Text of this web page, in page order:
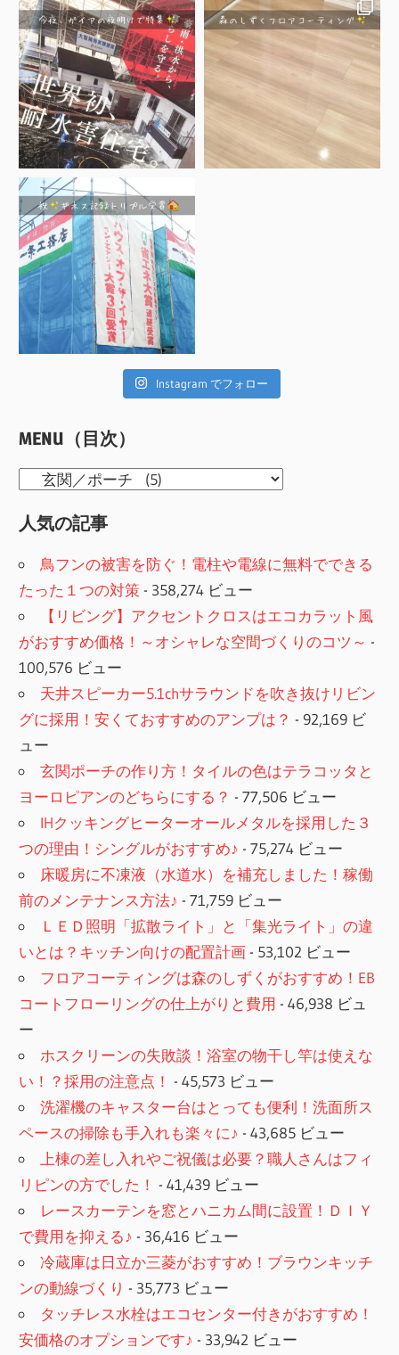
Instagram でフォロー
MENU（目次）
MENU（目
人気の記事
鳥フンの被害を防ぐ！電柱や電線に無料でできる
たった１つの対策 - 358,274 ビュー
【リビング】アクセントクロスはエコカラット風
がおすすめ価格！～オシャレな空間づくりのコツ～ -
100,576 ビュー
天井スピーカー5.1chサラウンドを吹き抜けリビン
グに採用！安くておすすめのアンプは？ - 92,169 ビ
ュー
玄関ポーチの作り方！タイルの色はテラコッタと
ヨーロピアンのどちらにする？ - 77,506 ビュー
IHクッキングヒーターオールメタルを採用した３
つの理由！シングルがおすすめ♪ - 75,274 ビュー
床暖房に不凍液（水道水）を補充しました！稼働
前のメンテナンス方法♪ - 71,759 ビュー
ＬＥＤ照明「拡散ライト」と「集光ライト」の違
いとは？キッチン向けの配置計画- 53,102 ビュー
フロアコーティングは森のしずくがおすすめ！EB
コートフローリングの仕上がりと費用 - 46,938 ビュ
ー
ホスクリーンの失敗談！浴室の物干し竿は使えな
い！？採用の注意点！ - 45,573 ビュー
洗濯機のキャスター台はとっても便利！洗面所ス
ペースの掃除も手入れも楽々に♪ - 43,685 ビュー
上棟の差し入れやご祝儀は必要？職人さんはフィ
リピンの方でした！ - 41,439 ビュー
レースカーテンを窓とハニカム間に設置！ＤＩＹ
で費用を抑える♪ - 36,416 ビュー
冷蔵庫は日立か三菱がおすすめ！ブラウンキッチ
ンの動線づくり - 35,773 ビュー
タッチレス水栓はエコセンター付きがおすすめ！
安価格のオプションです♪ - 33,942 ビュー